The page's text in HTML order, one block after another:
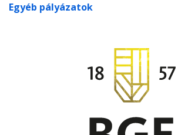
Egyéb pályázatok